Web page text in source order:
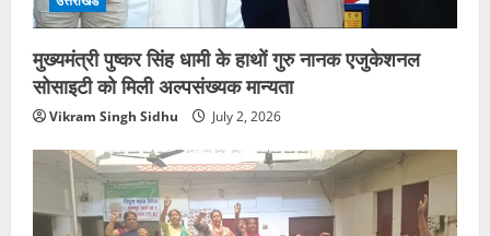
मुख्यमंत्री पुष्कर सिंह धामी के हाथों गुरु नानक एजुकेशनल
सोसाइटी को मिली अल्पसंख्यक मान्यता
Vikram Singh Sidhu July 2, 2026